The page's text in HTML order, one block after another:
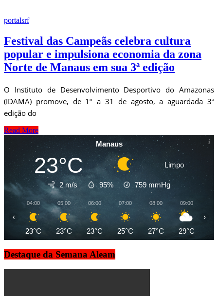
portalsrf
Festival das Campeãs celebra cultura
popular e impulsiona economia da zona
Norte de Manaus em sua 3ª edição
O Instituto de Desenvolvimento Desportivo do Amazonas
(IDAMA) promove, de 1º a 31 de agosto, a aguardada 3ª
edição do
Read More
Manaus
23°C Limpo
2 m/s 95% 759 mmHg
04:00
23°C
05:00
23°C
06:00
23°C
07:00
25°C
08:00
27°C
09:00
29°C
‹ ›
Destaque da Semana Aleam